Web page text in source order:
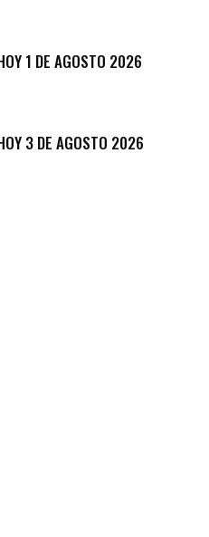
1 DE AGOSTO 2026
3 DE AGOSTO 2026